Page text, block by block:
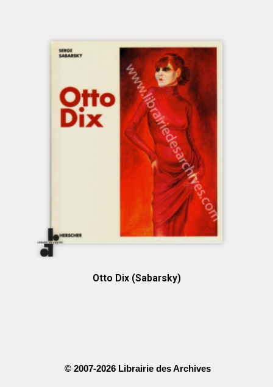
Otto Dix (Sabarsky)
© 2007-2026 Librairie des Archives